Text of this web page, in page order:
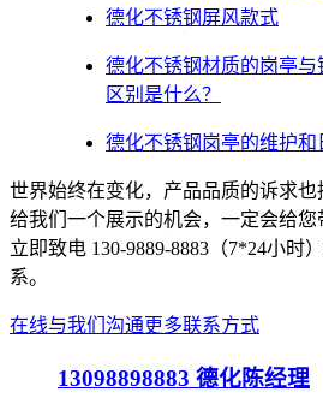
德化不锈钢屏风款式
德化不锈钢材质的岗亭
区别是什么？
德化不锈钢岗亭的维护和
世界始终在变化，产品品质的诉求也
给我们一个展示的机会，一定会给您
立即致电 130-9889-8883（7*24小时
系。
在线与我们沟通更多联系方式
13098898883 德化陈经理